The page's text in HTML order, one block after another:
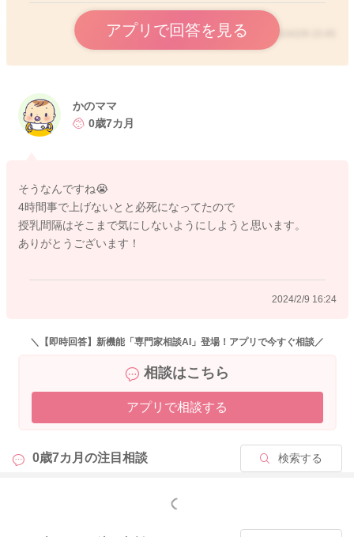
アプリで回答を見る 2024/2/9 15:45
かのママ
0歳7カ月
そうなんですね😭
4時間事で上げないとと必死になってたので
授乳間隔はそこまで気にしないようにしようと思います。
ありがとうございます！
2024/2/9 16:24
＼【即時回答】新機能「専門家相談AI」登場！アプリで今すぐ相談／
相談はこちら
アプリで相談する
0歳7カ月の注目相談 検索する
もっと見る